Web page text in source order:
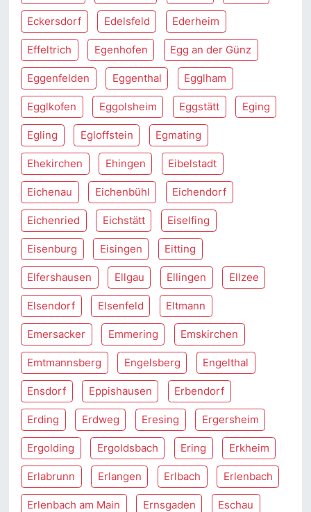
Eckersdorf Edelsfeld Ederheim
Effeltrich Egenhofen Egg an der Günz
Eggenfelden Eggenthal Egglham
Egglkofen Eggolsheim Eggstätt Eging
Egling Egloffstein Egmating
Ehekirchen Ehingen Eibelstadt
Eichenau Eichenbühl Eichendorf
Eichenried Eichstätt Eiselfing
Eisenburg Eisingen Eitting
Elfershausen Ellgau Ellingen Ellzee
Elsendorf Elsenfeld Eltmann
Emersacker Emmering Emskirchen
Emtmannsberg Engelsberg Engelthal
Ensdorf Eppishausen Erbendorf
Erding Erdweg Eresing Ergersheim
Ergolding Ergoldsbach Ering Erkheim
Erlabrunn Erlangen Erlbach Erlenbach
Erlenbach am Main Ernsgaden Eschau